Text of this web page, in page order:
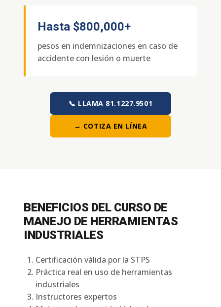
Hasta $800,000+
pesos en indemnizaciones en caso de
accidente con lesión o muerte
📞 LLAMA 81.1227.9501
→ COTIZA EN LÍNEA
BENEFICIOS DEL CURSO DE
MANEJO DE HERRAMIENTAS
INDUSTRIALES
Certificación válida por la STPS
Práctica real en uso de herramientas
industriales
Instructores expertos